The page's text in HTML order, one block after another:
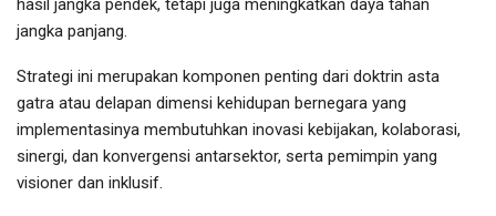
jangka panjang.
Strategi ini merupakan komponen penting dari doktrin asta
gatra atau delapan dimensi kehidupan bernegara yang
implementasinya membutuhkan inovasi kebijakan, kolaborasi,
sinergi, dan konvergensi antarsektor, serta pemimpin yang
visioner dan inklusif.